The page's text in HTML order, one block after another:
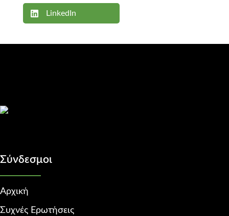
LinkedIn
Σύνδεσμοι
Αρχική
Συχνές Ερωτήσεις